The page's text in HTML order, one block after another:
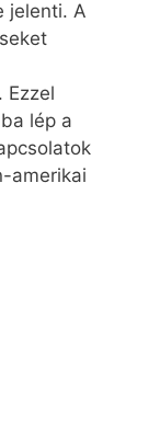
jelenti. A
Ezzel
lép a
amerikai